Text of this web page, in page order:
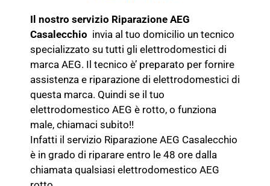
Il nostro servizio Riparazione AEG
Casalecchio invia al tuo domicilio un tecnico
specializzato su tutti gli elettrodomestici di
marca AEG. Il tecnico è’ preparato per fornire
assistenza e riparazione di elettrodomestici di
questa marca. Quindi se il tuo
elettrodomestico AEG è rotto, o funziona
male, chiamaci subito!!
Infatti il servizio Riparazione AEG Casalecchio
è in grado di riparare entro le 48 ore dalla
chiamata qualsiasi elettrodomestico AEG